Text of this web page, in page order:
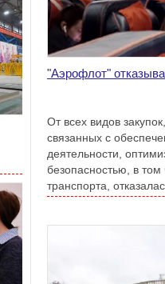
"Аэрофлот"
От всех видов
связанных с
деятельности,
безопасностью, в том
транспорта,